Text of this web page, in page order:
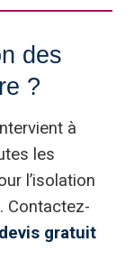
des
?
à
les
l’isolation
Contactez-
devis gratuit